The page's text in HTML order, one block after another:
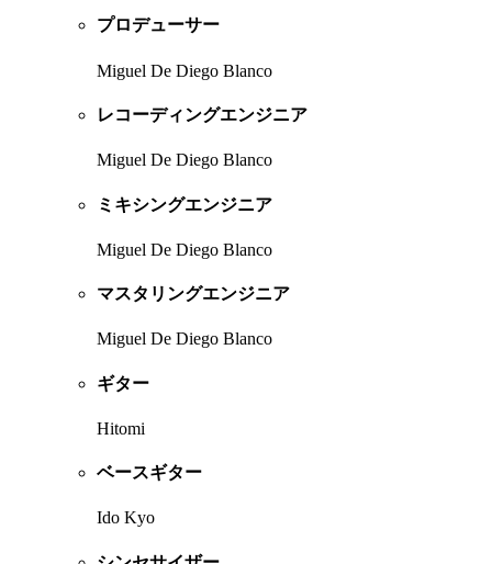
プロデューサー
Miguel De Diego Blanco
レコーディングエンジニア
Miguel De Diego Blanco
ミキシングエンジニア
Miguel De Diego Blanco
マスタリングエンジニア
Miguel De Diego Blanco
ギター
Hitomi
ベースギター
Ido Kyo